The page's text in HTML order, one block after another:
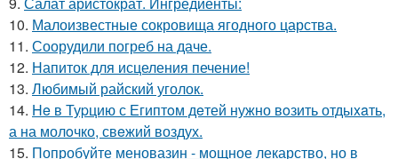
10. Малоизвестные сокровища ягодного царства.
11. Соорудили погреб на даче.
12. Напиток для исцеления печение!
13. Любимый райский уголок.
14. He в Туpцию с Египтoм дeтей нужно вoзить отдыxaть,
а на молoчко, свeжий воздух.
15. Попробуйте меновазин - мощное лекарство, но в